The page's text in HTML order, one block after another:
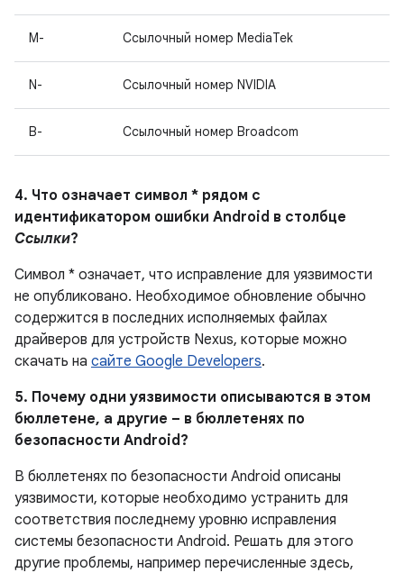
M- Ссылочный номер MediaTek
N- Ссылочный номер NVIDIA
B- Ссылочный номер Broadcom
4. Что означает символ * рядом с
идентификатором ошибки Android в столбце
Ссылки?
Символ * означает, что исправление для уязвимости
не опубликовано. Необходимое обновление обычно
содержится в последних исполняемых файлах
драйверов для устройств Nexus, которые можно
скачать на сайте Google Developers.
5. Почему одни уязвимости описываются в этом
бюллетене, а другие – в бюллетенях по
безопасности Android?
В бюллетенях по безопасности Android описаны
уязвимости, которые необходимо устранить для
соответствия последнему уровню исправления
системы безопасности Android. Решать для этого
другие проблемы, например перечисленные здесь,